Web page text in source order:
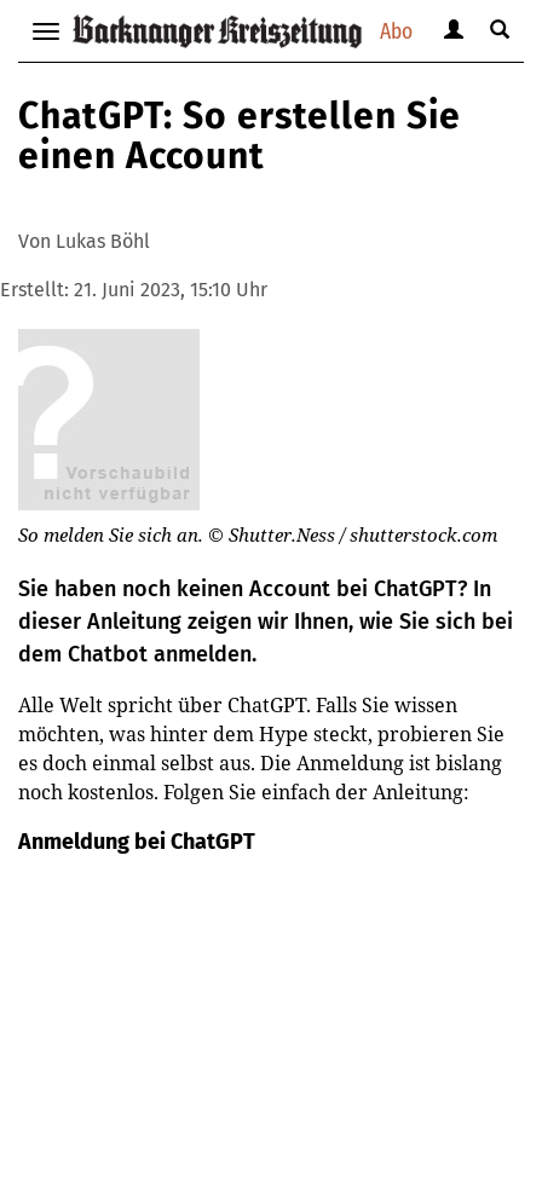
Abo
Navigation
anzeigen
verbergen
anzeigen
verbergen
Suche
ChatGPT: So erstellen Sie
einen Account
Von Lukas Böhl
Erstellt: 21. Juni 2023, 15:10 Uhr
So melden Sie sich an. © Shutter.Ness / shutterstock.com
Sie haben noch keinen Account bei ChatGPT? In
dieser Anleitung zeigen wir Ihnen, wie Sie sich bei
dem Chatbot anmelden.
Alle Welt spricht über ChatGPT. Falls Sie wissen
möchten, was hinter dem Hype steckt, probieren Sie
es doch einmal selbst aus. Die Anmeldung ist bislang
noch kostenlos. Folgen Sie einfach der Anleitung:
Anmeldung bei ChatGPT